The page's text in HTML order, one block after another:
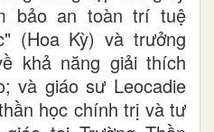
bảo an toàn trí tuệ
(Hoa Kỳ) và trưởng
khả năng giải thích
và giáo sư Leocadie
học chính trị và tư